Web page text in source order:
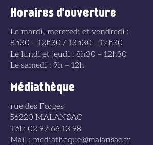
Horaires d'ouverture
Le mardi, mercredi et vendredi :
8h30 – 12h30 / 13h30 – 17h30
Le lundi et jeudi : 8h30 – 12h30
Le samedi : 9h – 12h
Médiathèque
rue des Forges
56220 MALANSAC
Tél : 02 97 66 13 98
Mail : mediatheque@malansac.fr